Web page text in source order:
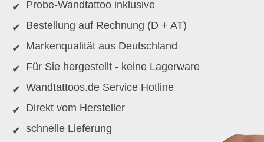
Probe-Wandtattoo inklusive
Bestellung auf Rechnung (D + AT)
Markenqualität aus Deutschland
Für Sie hergestellt - keine Lagerware
Wandtattoos.de Service Hotline
Direkt vom Hersteller
schnelle Lieferung